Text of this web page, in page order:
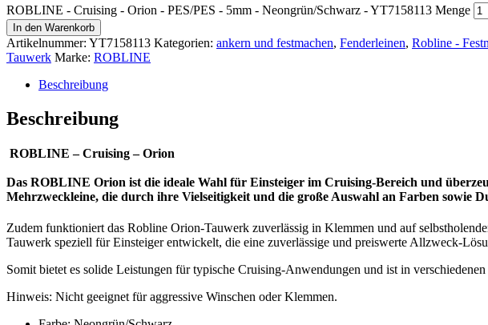
ROBLINE - Cruising - Orion - PES/PES - 5mm - Neongrün/Schwarz - YT7158113 Menge
In den Warenkorb
Artikelnummer: YT7158113 Kategorien: ankern und festmachen, Fenderleinen, Robline -
Tauwerk Marke: ROBLINE
Beschreibung
Beschreibung
ROBLINE – Cruising – Orion
Das ROBLINE Orion ist die ideale Wahl für Einsteiger im Cruising-Bereich und
Mehrzweckleine, die durch ihre Vielseitigkeit und die große Auswahl an Farben sowie
Zudem funktioniert das Robline Orion-Tauwerk zuverlässig in Klemmen und auf
Tauwerk speziell für Einsteiger entwickelt, die eine zuverlässige und preiswerte Allzweck-
Somit bietet es solide Leistungen für typische Cruising-Anwendungen und ist in
Hinweis: Nicht geeignet für aggressive Winschen oder Klemmen.